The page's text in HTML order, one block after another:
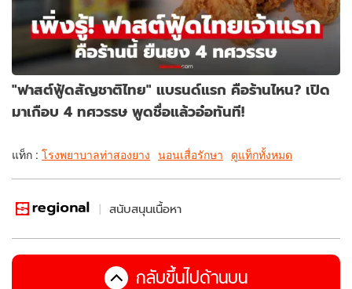
"ฟาสต์ฟู้ดสัญชาติไทย" แบรนด์แรก คือร้านไหน? เปิด
มาเกือบ 4 ทศวรรษ พูดชื่อแล้วอ๋อทันที!
แท็ก : โรงพยาบาลท่าสองยาง นอนเสื่อรักษา ดูแท็กทั้งหมด
สนับสนุนเนื้อหา
กลับขึ้นไปด้านบน